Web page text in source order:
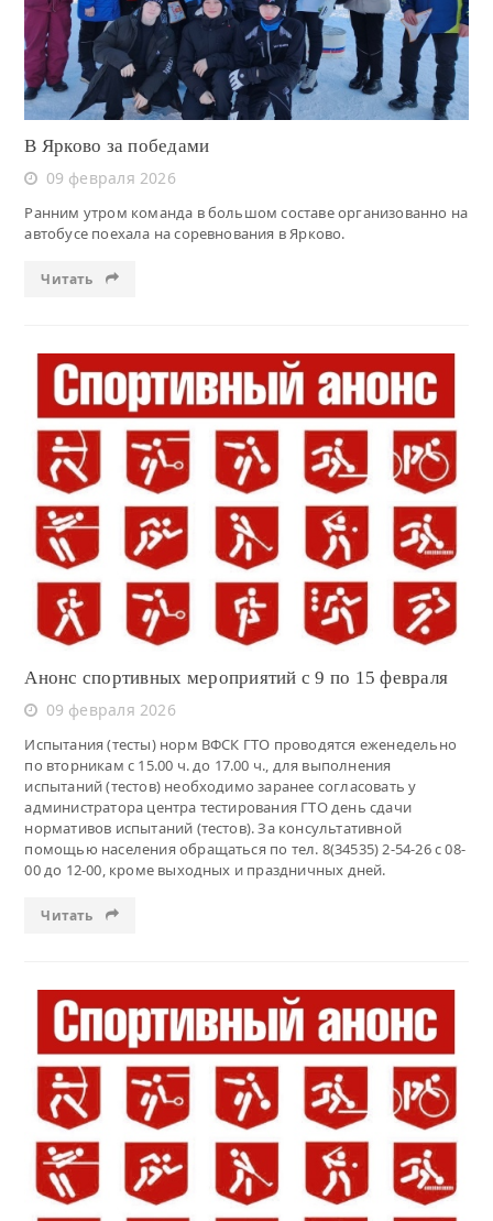
В Ярково за победами
09 февраля 2026
Ранним утром команда в большом составе организованно на
автобусе поехала на соревнования в Ярково.
Читать
Читать
Анонс спортивных мероприятий с 9 по 15 февраля
09 февраля 2026
Испытания (тесты) норм ВФСК ГТО проводятся еженедельно
по вторникам с 15.00 ч. до 17.00 ч., для выполнения
испытаний (тестов) необходимо заранее согласовать у
администратора центра тестирования ГТО день сдачи
нормативов испытаний (тестов). За консультативной
помощью населения обращаться по тел. 8(34535) 2-54-26 с 08-
00 до 12-00, кроме выходных и праздничных дней.
Читать
Читать